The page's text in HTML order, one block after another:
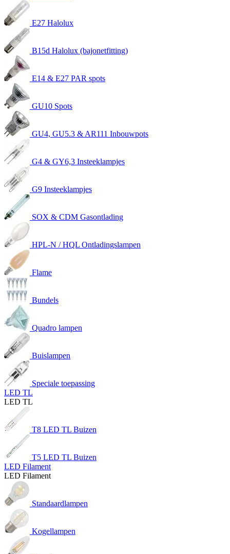
E27 Halolux
B15d Halolux (bajonetfitting)
E14 & E27 PAR spots
GU10 Spots
GU4, GU5.3 & AR111 Inbouwpots
G4 & GY6,3 Insteeklampjes
G9 Insteeklampjes
SOX & CDM Gasontlading
HPL-N / HQL Ontladingslampen
Flame
Bundels
Quadro lampen
Buislampen
Speciale toepassing
LED TL
LED TL
T8 LED TL Buizen
T5 LED TL Buizen
LED Filament
LED Filament
Standaardlampen
Kogellampen